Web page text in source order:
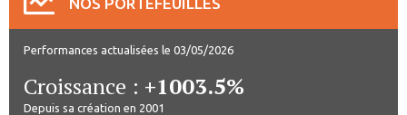
Performances actualisées le 03/05/2026
Croissance : +1003.5%
Depuis sa création en 2001